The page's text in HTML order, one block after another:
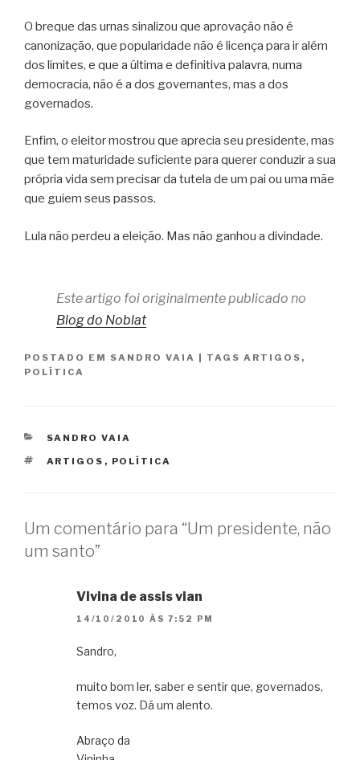
O breque das urnas sinalizou que aprovação não é
canonização, que popularidade não é licença para ir além
dos limites, e que a última e definitiva palavra, numa
democracia, não é a dos governantes, mas a dos
governados.
Enfim, o eleitor mostrou que aprecia seu presidente, mas
que tem maturidade suficiente para querer conduzir a sua
própria vida sem precisar da tutela de um pai ou uma mãe
que guiem seus passos.
Lula não perdeu a eleição. Mas não ganhou a divindade.
Este artigo foi originalmente publicado no
Blog do Noblat
POSTADO EM SANDRO VAIA TAGS ARTIGOS ,
POLÍTICA
CATEGORIAS
SANDRO VAIA
TAGS
ARTIGOS , POLÍTICA
Um comentário para “Um presidente, não
um santo”
Vivina de assis vian
14/10/2010 ÀS 7:52 PM
Sandro,
muito bom ler, saber e sentir que, governados,
temos voz. Dá um alento.
Abraço da